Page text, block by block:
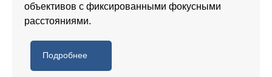
объективов с фиксированными фокусными
расстояниями.
Подробнее